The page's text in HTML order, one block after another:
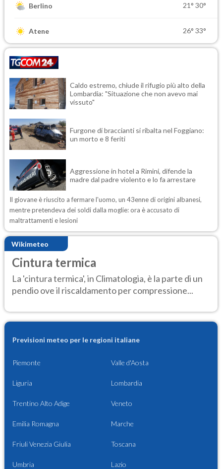
Berlino 21° 30°
Atene 26° 33°
Caldo estremo, chiude il rifugio più alto della
Lombardia: "Situazione che non avevo mai
vissuto"
Furgone di braccianti si ribalta nel Foggiano:
un morto e 8 feriti
Aggressione in hotel a Rimini, difende la
madre dal padre violento e lo fa arrestare
Il giovane è riuscito a fermare l'uomo, un 43enne di origini albanesi,
mentre pretendeva dei soldi dalla moglie: ora è accusato di
maltrattamenti e lesioni
Wikimeteo
Cintura termica
La 'cintura termica', in Climatologia, è la parte di un
pendio ove il riscaldamento per compressione...
Previsioni meteo per le regioni italiane
Piemonte Valle d'Aosta
Liguria Lombardia
Trentino Alto Adige Veneto
Emilia Romagna Marche
Friuli Venezia Giulia Toscana
Umbria Lazio